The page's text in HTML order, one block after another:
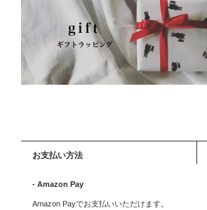
お支払い方法
- Amazon Pay
Amazon Payでお支払いいただけます。